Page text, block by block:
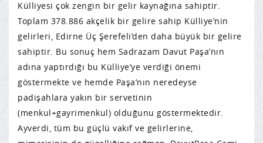
Külliyesi çok zengin bir gelir kaynağına sahiptir.
Toplam 378.886 akçelik bir gelire sahip Külliye’nin
gelirleri, Edirne Üç Şerefeli’den daha büyük bir gelire
sahiptir. Bu sonuç hem Sadrazam Davut Paşa’nın
adına yaptırdığı bu Külliye’ye verdiği önemi
göstermekte ve hemde Paşa’nın neredeyse
padişahlara yakın bir servetinin
(menkul+gayrimenkul) olduğunu göstermektedir.
Ayverdi, tüm bu güçlü vakıf ve gelirlerine,